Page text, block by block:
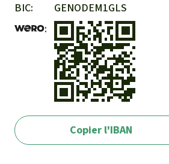
BIC
GENODEM1GLS
Copier l'IBAN